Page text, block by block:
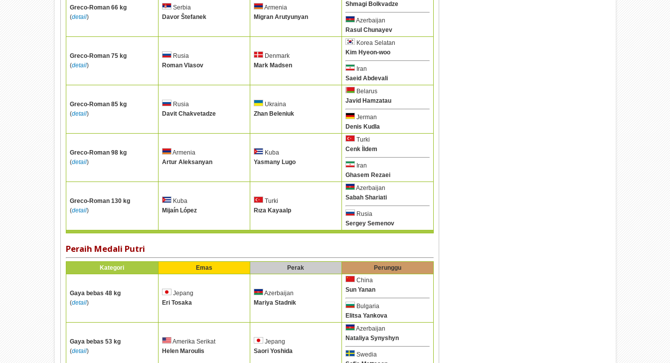
Greco-Roman 66 kg
(detail)
Serbia
Davor Štefanek
Armenia
Migran Arutyunyan
Shmagi Bolkvadze
Azerbaijan
Rasul Chunayev
Greco-Roman 75 kg
(detail)
Rusia
Roman Vlasov
Denmark
Mark Madsen
Korea Selatan
Kim Hyeon-woo
Iran
Saeid Abdevali
Greco-Roman 85 kg
(detail)
Rusia
Davit Chakvetadze
Ukraina
Zhan Beleniuk
Belarus
Javid Hamzatau
Jerman
Denis Kudla
Greco-Roman 98 kg
(detail)
Armenia
Artur Aleksanyan
Kuba
Yasmany Lugo
Turki
Cenk İldem
Iran
Ghasem Rezaei
Greco-Roman 130 kg
(detail)
Kuba
Mijaín López
Turki
Rıza Kayaalp
Azerbaijan
Sabah Shariati
Rusia
Sergey Semenov
Peraih Medali Putri
Kategori Emas Perak Perunggu
Gaya bebas 48 kg
(detail)
Jepang
Eri Tosaka
Azerbaijan
Mariya Stadnik
China
Sun Yanan
Bulgaria
Elitsa Yankova
Gaya bebas 53 kg
(detail)
Amerika Serikat
Helen Maroulis
Jepang
Saori Yoshida
Azerbaijan
Nataliya Synyshyn
Swedia